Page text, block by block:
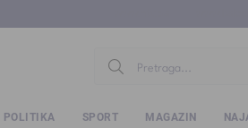
POLITIKA SPORT MAGAZIN